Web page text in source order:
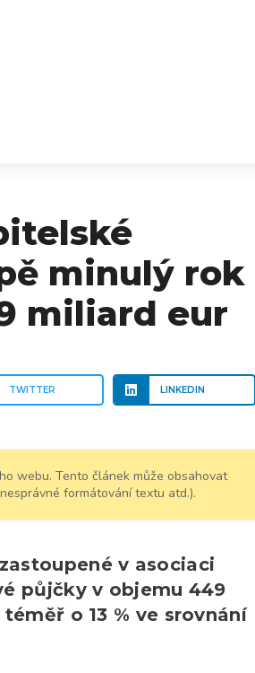
minulý rok
miliard eur
TWITTER LINKEDIN
webu. Tento článek může obsahovat
formátování textu atd.).
v asociaci
půjčky v objemu 449
o 13 % ve srovnání